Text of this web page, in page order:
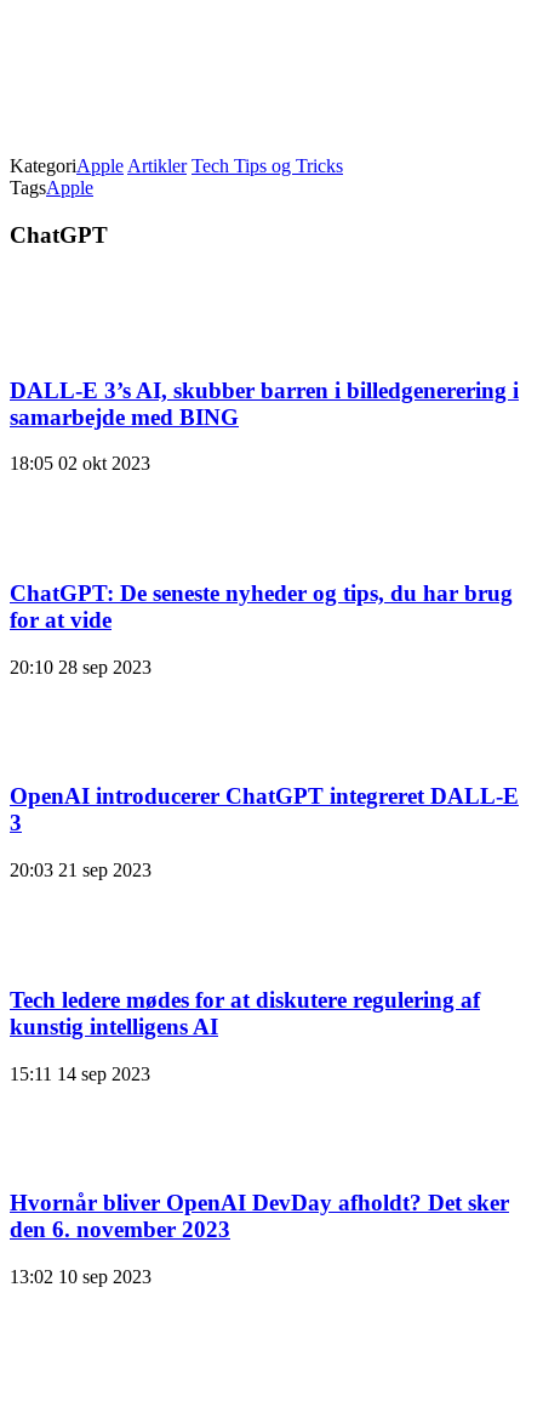
KategoriApple Artikler Tech Tips og Tricks
TagsApple
ChatGPT
DALL-E 3’s AI, skubber barren i billedgenerering i
samarbejde med BING
18:05 02 okt 2023
ChatGPT: De seneste nyheder og tips, du har brug
for at vide
20:10 28 sep 2023
OpenAI introducerer ChatGPT integreret DALL-E
3
20:03 21 sep 2023
Tech ledere mødes for at diskutere regulering af
kunstig intelligens AI
15:11 14 sep 2023
Hvornår bliver OpenAI DevDay afholdt? Det sker
den 6. november 2023
13:02 10 sep 2023